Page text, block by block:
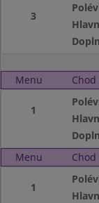
3
Menu Chod
1
Menu
Chod
1